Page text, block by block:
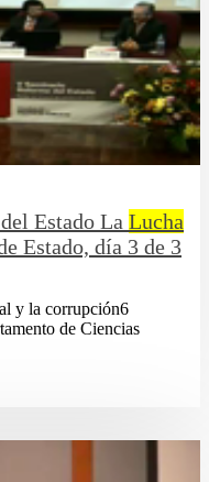
Estado La Lucha
Estado, día 3 de 3
y la corrupción6
de Ciencias